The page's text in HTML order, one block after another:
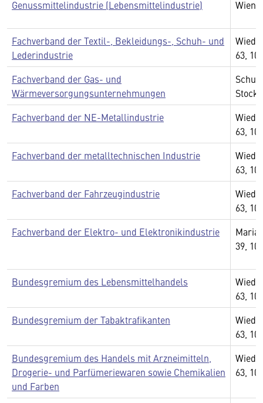
Genussmittelindustrie (Lebensmittelindustrie) Wien
Fachverband der Textil-, Bekleidungs-, Schuh- und
Lederindustrie
63,
Fachverband der Gas- und
Wärmeversorgungsunternehmungen
Stock,
Fachverband der NE-Metallindustrie
63,
Fachverband der metalltechnischen Industrie
63,
Fachverband der Fahrzeugindustrie
63,
Fachverband der Elektro- und Elektronikindustrie
39,
Bundesgremium des Lebensmittelhandels
63,
Bundesgremium der Tabaktrafikanten
63,
Bundesgremium des Handels mit Arzneimitteln,
Drogerie- und Parfümeriewaren sowie Chemikalien
und Farben
63,